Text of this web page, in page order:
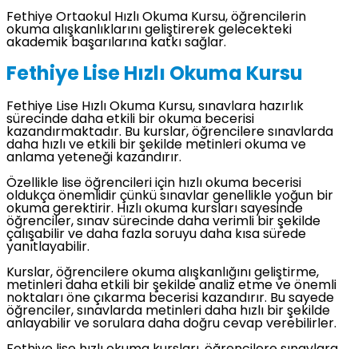
Fethiye Ortaokul Hızlı Okuma Kursu, öğrencilerin
okuma alışkanlıklarını geliştirerek gelecekteki
akademik başarılarına katkı sağlar.
Fethiye Lise Hızlı Okuma Kursu
Fethiye Lise Hızlı Okuma Kursu, sınavlara hazırlık
sürecinde daha etkili bir okuma becerisi
kazandırmaktadır. Bu kurslar, öğrencilere sınavlarda
daha hızlı ve etkili bir şekilde metinleri okuma ve
anlama yeteneği kazandırır.
Özellikle lise öğrencileri için hızlı okuma becerisi
oldukça önemlidir çünkü sınavlar genellikle yoğun bir
okuma gerektirir. Hızlı okuma kursları sayesinde
öğrenciler, sınav sürecinde daha verimli bir şekilde
çalışabilir ve daha fazla soruyu daha kısa sürede
yanıtlayabilir.
Kurslar, öğrencilere okuma alışkanlığını geliştirme,
metinleri daha etkili bir şekilde analiz etme ve önemli
noktaları öne çıkarma becerisi kazandırır. Bu sayede
öğrenciler, sınavlarda metinleri daha hızlı bir şekilde
anlayabilir ve sorulara daha doğru cevap verebilirler.